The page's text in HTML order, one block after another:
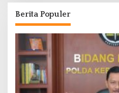
Berita Populer